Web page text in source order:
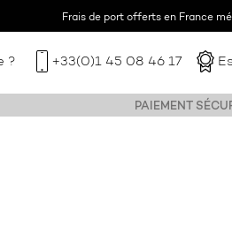
Frais de port offerts en France
? +33(0)1 45 08 46 17
PAIEMENT